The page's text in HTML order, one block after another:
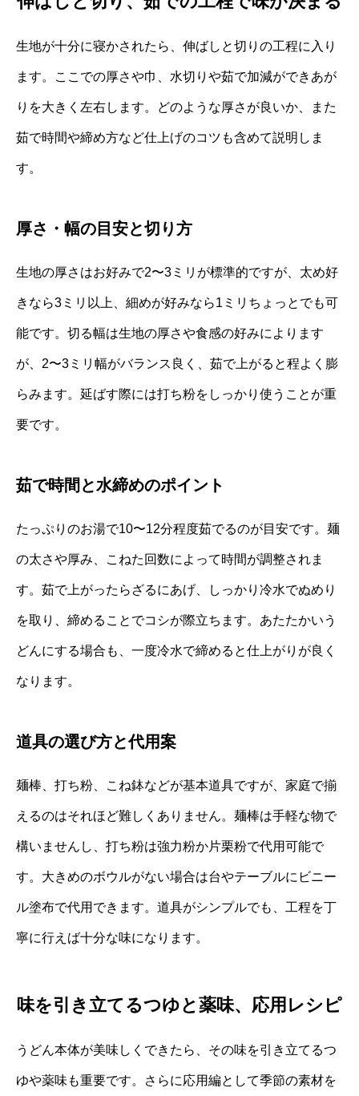
生地が十分に寝かされたら、伸ばしと切りの工程に入り
ます。ここでの厚さや巾、水切りや茹で加減ができあが
りを大きく左右します。どのような厚さが良いか、また
茹で時間や締め方など仕上げのコツも含めて説明しま
す。
厚さ・幅の目安と切り方
生地の厚さはお好みで2〜3ミリが標準的ですが、太め好
きなら3ミリ以上、細めが好みなら1ミリちょっとでも可
能です。切る幅は生地の厚さや食感の好みによります
が、2〜3ミリ幅がバランス良く、茹で上がると程よく膨
らみます。延ばす際には打ち粉をしっかり使うことが重
要です。
茹で時間と水締めのポイント
たっぷりのお湯で10〜12分程度茹でるのが目安です。麺
の太さや厚み、こねた回数によって時間が調整されま
す。茹で上がったらざるにあげ、しっかり冷水でぬめり
を取り、締めることでコシが際立ちます。あたたかいう
どんにする場合も、一度冷水で締めると仕上がりが良く
なります。
道具の選び方と代用案
麺棒、打ち粉、こね鉢などが基本道具ですが、家庭で揃
えるのはそれほど難しくありません。麺棒は手軽な物で
構いませんし、打ち粉は強力粉か片栗粉で代用可能で
す。大きめのボウルがない場合は台やテーブルにビニー
ル塗布で代用できます。道具がシンプルでも、工程を丁
寧に行えば十分な味になります。
味を引き立てるつゆと薬味、応用レシピ
うどん本体が美味しくできたら、その味を引き立てるつ
ゆや薬味も重要です。さらに応用編として季節の素材を